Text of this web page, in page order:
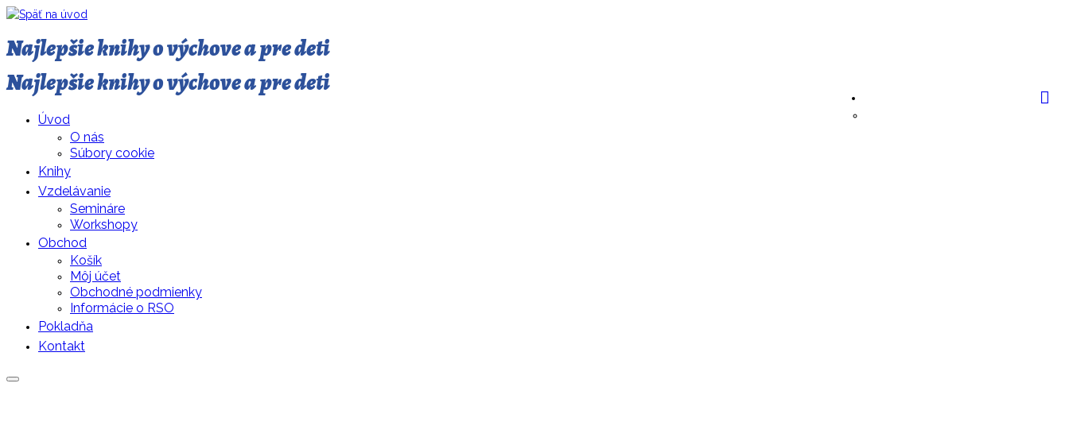
Najlepšie knihy o výchove a pre deti
Najlepšie knihy o výchove a pre deti
Úvod
O nás
Súbory cookie
Knihy
Vzdelávanie
Semináre
Workshopy
Obchod
Košík
Môj účet
Obchodné podmienky
Informácie o RSO
Pokladňa
Kontakt